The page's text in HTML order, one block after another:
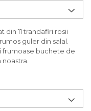
11 trandafiri rosii
guler din salal.
frumoase buchete de